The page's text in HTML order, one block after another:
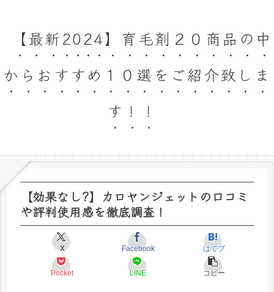
【最新2024】育毛剤２０商品の中
からおすすめ１０選をご紹介致しま
す！！
【効果なし?】カロヤンジェットの口コミ
や評判使用感を徹底調査！
X Facebook はてブ
Pocket LINE コピー